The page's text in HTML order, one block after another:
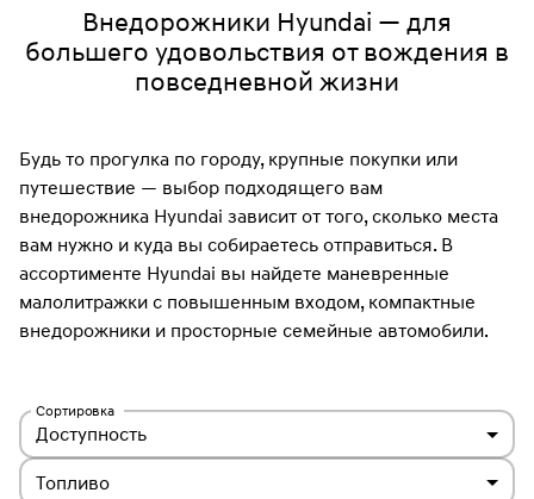
Внедорожники Hyundai — для
большего удовольствия от вождения в
повседневной жизни
Будь то прогулка по городу, крупные покупки или
путешествие — выбор подходящего вам
внедорожника Hyundai зависит от того, сколько места
вам нужно и куда вы собираетесь отправиться. В
ассортименте Hyundai вы найдете маневренные
малолитражки с повышенным входом, компактные
внедорожники и просторные семейные автомобили.
Сортировка
Доступность
Топливо